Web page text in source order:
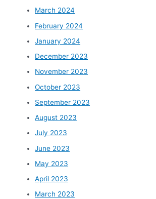
March 2024
February 2024
January 2024
December 2023
November 2023
October 2023
September 2023
August 2023
July 2023
June 2023
May 2023
April 2023
March 2023